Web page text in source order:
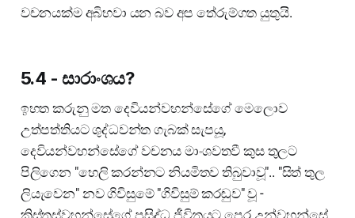
වචනයක්ම අබිභවා යන බව අප තේරුම්ගත යුතුයි.
5.4 - සාරාංශය?
ඉහත කරුනු මත දෙවියන්වහන්සේගේ මෙලොව
උත්පත්තියට ශුද්ධවන්ත ගැබක් සැපයූ,
දෙවියන්වහන්සේගේ වචනය මාංශවතවී කුස තුලට
පිලිගෙන "හෙලි කරන්නට නියමිතව තිබුවාවූ".. "සිත් තුල
ලියැවෙන" නව ගිවිසුමේ "ගිවිසුම් කරඬුව" වූ -
ක්‍රිස්තුස්වහන්සේගේ ප්‍රසිද්ධ ජීවිතයට පෙර උන්වහන්සේ